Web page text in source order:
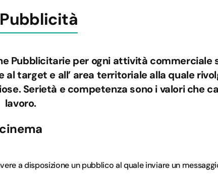
Pubblicitarie per ogni attività commerciale
target e all’ area territoriale alla quale
Serietà e competenza sono i valori che
lavoro.
cinema
a disposizione un pubblico al quale inviare un